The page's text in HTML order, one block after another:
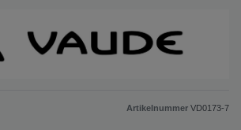
Artikelnummer VD0173-7